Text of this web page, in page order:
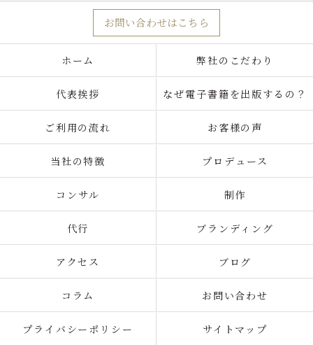
お問い合わせはこちら
ホーム 弊社のこだわり
代表挨拶 なぜ電子書籍を出版するの？
ご利用の流れ お客様の声
当社の特徴 プロデュース
コンサル 制作
代行 ブランディング
アクセス ブログ
コラム お問い合わせ
プライバシーポリシー サイトマップ